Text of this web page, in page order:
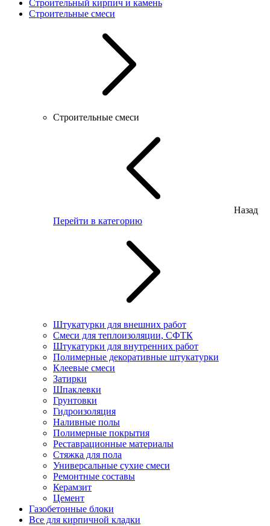
Строительный кирпич и камень
Строительные смеси
Строительные смеси
Назад
Перейти в категорию
Штукатурки для внешних работ
Смеси для теплоизоляции, СФТК
Штукатурки для внутренних работ
Полимерные декоративные штукатурки
Клеевые смеси
Затирки
Шпаклевки
Грунтовки
Гидроизоляция
Наливные полы
Полимерные покрытия
Реставрационные материалы
Стяжка для пола
Универсальные сухие смеси
Ремонтные составы
Керамзит
Цемент
Газобетонные блоки
Все для кирпичной кладки